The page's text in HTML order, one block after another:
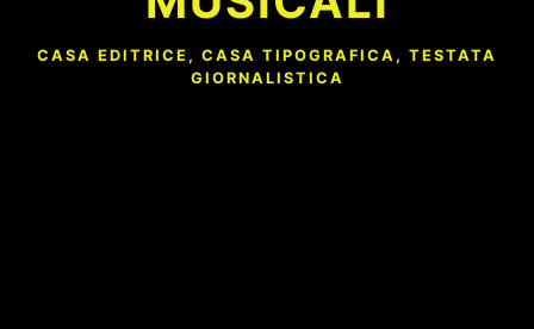
CASA EDITRICE, CASA TIPOGRAFICA, TESTATA
GIORNALISTICA